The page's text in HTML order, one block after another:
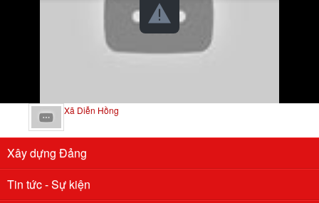
Xã Diễn Hồng
Xây dựng Đảng
Tin tức - Sự kiện